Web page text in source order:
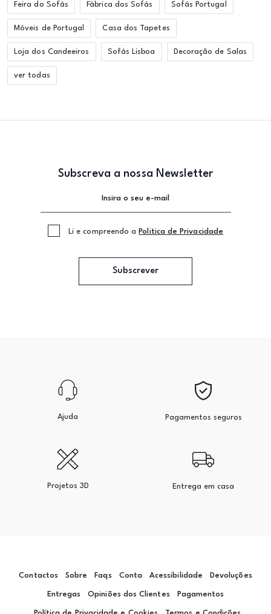
Feira do Sofás Fábrica dos Sofás Sofás Portugal
Móveis de Portugal Casa dos Tapetes
Loja dos Candeeiros Sofás Lisboa Decoração de Salas
ver todas
Subscreva a nossa Newsletter
Li e compreendo a Politica de Privacidade
Subscrever
Ajuda Pagamentos seguros
Projetos 3D Entrega em casa
Contactos Sobre Faqs Conta Acessibilidade Devoluções
Entregas Opiniões dos Clientes Pagamentos